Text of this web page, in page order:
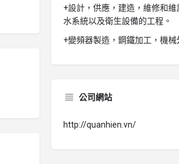
+設計，供應，建造，維修和
水系統以及衛生設備的工程。
+變頻器製造，鋼鐵加工，機械
公司網站
http://quanhien.vn/